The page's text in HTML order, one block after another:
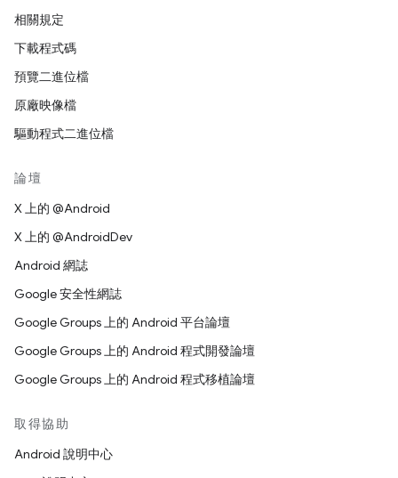
相關規定
下載程式碼
預覽二進位檔
原廠映像檔
驅動程式二進位檔
論壇
X 上的 @Android
X 上的 @AndroidDev
Android 網誌
Google 安全性網誌
Google Groups 上的 Android 平台論壇
Google Groups 上的 Android 程式開發論壇
Google Groups 上的 Android 程式移植論壇
取得協助
Android 說明中心